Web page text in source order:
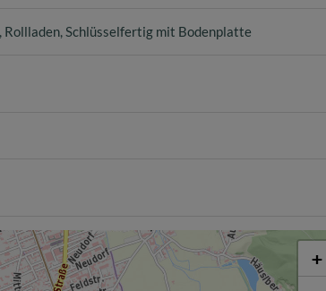
Rollladen Schlüsselfertig mit Bodenplatte
+